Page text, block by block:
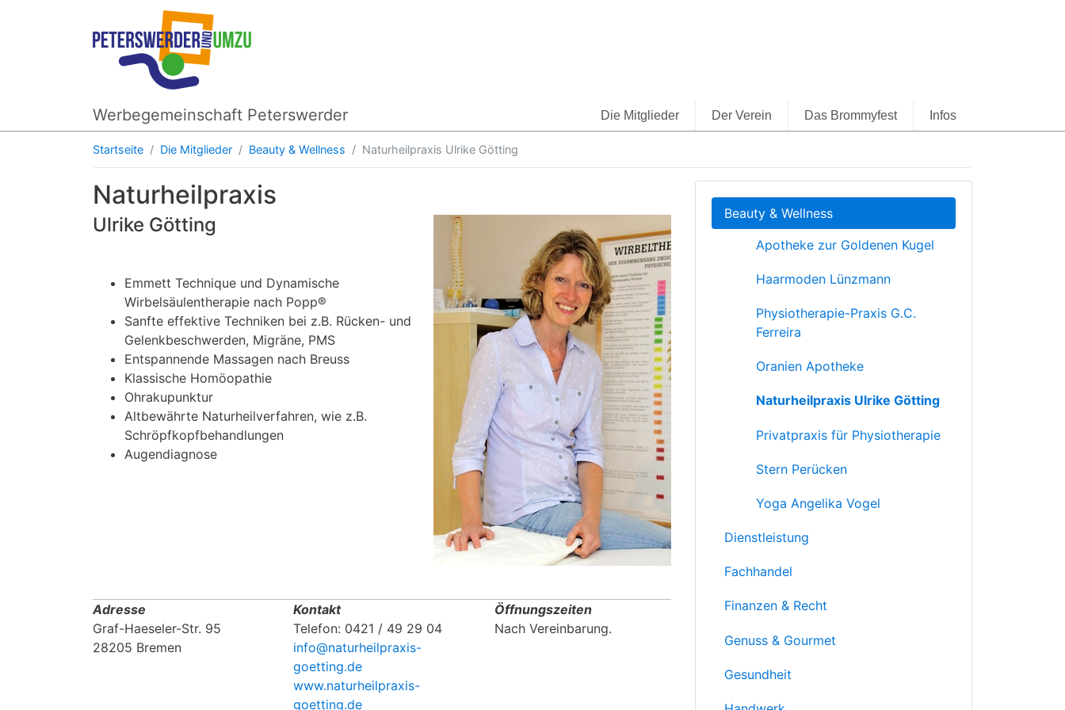
Werbegemeinschaft Peterswerder Die Mitglieder Der Verein Das Brommyfest Infos
Startseite Die Mitglieder Beauty & Wellness Naturheilpraxis Ulrike Götting
Naturheilpraxis
Ulrike Götting
Emmett Technique und Dynamische
Wirbelsäulentherapie nach Popp®
Sanfte effektive Techniken bei z.B. Rücken- und
Gelenkbeschwerden, Migräne, PMS
Entspannende Massagen nach Breuss
Klassische Homöopathie
Ohrakupunktur
Altbewährte Naturheilverfahren, wie z.B.
Schröpfkopfbehandlungen
Augendiagnose
Adresse
Graf-Haeseler-Str. 95
28205 Bremen
Kontakt
Telefon: 0421 / 49 29 04
info@naturheilpraxis-
goetting.de
www.naturheilpraxis-
goetting.de
Öffnungszeiten
Nach Vereinbarung.
Beauty & Wellness
Apotheke zur Goldenen Kugel
Haarmoden Lünzmann
Physiotherapie-Praxis G.C.
Ferreira
Oranien Apotheke
Naturheilpraxis Ulrike Götting
Privatpraxis für Physiotherapie
Stern Perücken
Yoga Angelika Vogel
Dienstleistung
Fachhandel
Finanzen & Recht
Genuss & Gourmet
Gesundheit